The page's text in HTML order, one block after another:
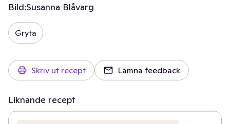
Bild:Susanna Blåvarg
Gryta
Skriv ut recept Lämna feedback
Liknande recept